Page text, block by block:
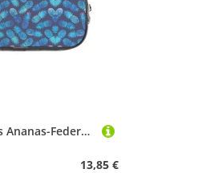
HAHAFU Blaues Ananas-Federmäppchen, transparentes PVC-Federmäppchen, Make-up-Tasche für Schule, Büro, Reisen, Fitnessstudio, Zubehör, Organizer (komplett bedruckte Vorderseite)
13,85 €